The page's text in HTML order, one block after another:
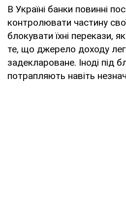
В Україні банки повинні
контролювати частину
блокувати їхні перекази,
те, що джерело доходу
задеклароване. Іноді під
потрапляють навіть